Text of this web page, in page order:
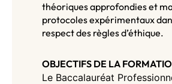
théoriques approfondies et
protocoles expérimentaux
respect des règles d’éthique.
OBJECTIFS DE LA
Le Baccalauréat